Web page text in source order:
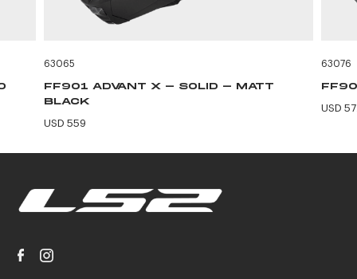
63065
FF901 ADVANT X - SOLID - MATT
BLACK
USD 559
63076
USD